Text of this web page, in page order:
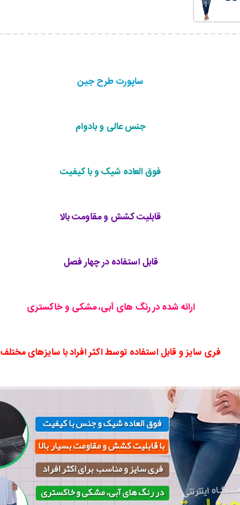
ساپورت طرح جین
جنس عالی و بادوام
فوق العاده شیک و با کیفیت
قابلیت کشش و مقاومت بالا
قابل استفاده در چهار فصل
ارائه شده در رنگ های آبی، مشکی و خاکستری
فری سایز و قابل استفاده توسط اکثر افراد با سایزهای مختلف